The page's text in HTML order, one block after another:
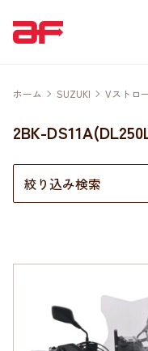
ホーム SUZUKI Vストロ
2BK-
絞り込み検索